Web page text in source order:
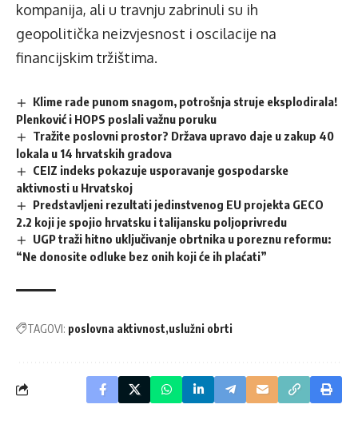
kompanija, ali u travnju zabrinuli su ih
geopolitička neizvjesnost i oscilacije na
financijskim tržištima.
Klime rade punom snagom, potrošnja struje eksplodirala!
Plenković i HOPS poslali važnu poruku
Tražite poslovni prostor? Država upravo daje u zakup 40
lokala u 14 hrvatskih gradova
CEIZ indeks pokazuje usporavanje gospodarske
aktivnosti u Hrvatskoj
Predstavljeni rezultati jedinstvenog EU projekta GECO
2.2 koji je spojio hrvatsku i talijansku poljoprivredu
UGP traži hitno uključivanje obrtnika u poreznu reformu:
“Ne donosite odluke bez onih koji će ih plaćati”
TAGOVI: poslovna aktivnost uslužni obrti